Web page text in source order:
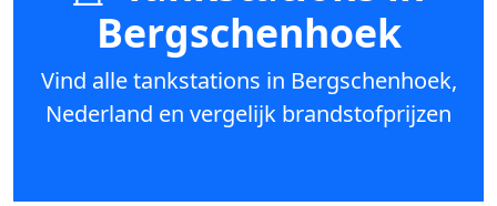
Bergschenhoek
Vind alle tankstations in Bergschenhoek,
Nederland en vergelijk brandstofprijzen